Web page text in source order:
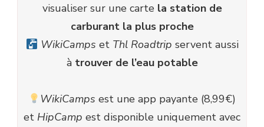
visualiser sur une carte la station de
carburant la plus proche
WikiCamps et Thl Roadtrip servent aussi
à trouver de l’eau potable
WikiCamps est une app payante (8,99€)
et HipCamp est disponible uniquement avec